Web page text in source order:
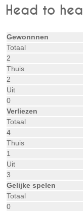
Head to
Gewonnnen
Totaal
2
Thuis
2
Uit
0
Verliezen
Totaal
4
Thuis
1
Uit
3
Gelijke spelen
Totaal
0